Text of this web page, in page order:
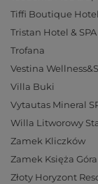
Tiffi Boutique Hotel
Tristan Hotel & SPA
Trofana
Vestina
Villa Buki
Vytautas Mineral
Willa Litworowy
Zamek Kliczków
Zamek Księża Góra
Złoty Horyzont